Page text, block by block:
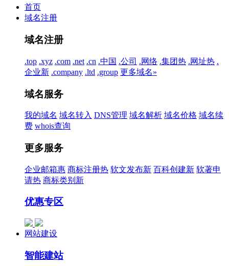
首页
域名注册
域名注册
.top .xyz .com .net .cn .中国 .公司 .网络 .集团热 .网址热 .
企业新 .company .ltd .group 更多域名»
域名服务
我的域名 域名转入 DNS管理 域名解析 域名价格 域名续
费 whois查询
更多服务
企业邮箱惠 商标注册热 软文发布新 百科创建新 软著申
请热 商标类别 新
优惠专区
网站建设
智能建站